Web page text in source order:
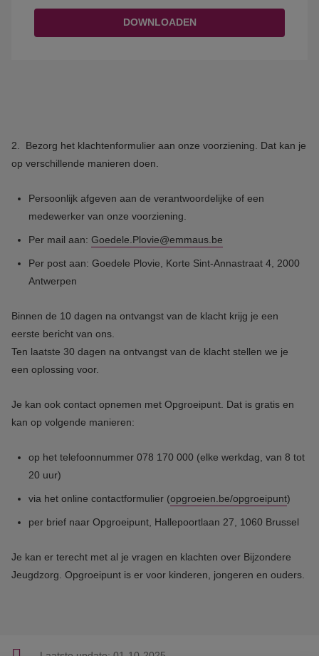
DOWNLOADEN
2. Bezorg het klachtenformulier aan onze voorziening. Dat kan je
op verschillende manieren doen.
Persoonlijk afgeven aan de verantwoordelijke of een
medewerker van onze voorziening.
Per mail aan: Goedele.Plovie@emmaus.be
Per post aan: Goedele Plovie, Korte Sint-Annastraat 4, 2000
Antwerpen
Binnen de 10 dagen na ontvangst van de klacht krijg je een
eerste bericht van ons.
Ten laatste 30 dagen na ontvangst van de klacht stellen we je
een oplossing voor.
Je kan ook contact opnemen met Opgroeipunt. Dat is gratis en
kan op volgende manieren:
op het telefoonnummer 078 170 000 (elke werkdag, van 8 tot
20 uur)
via het online contactformulier (opgroeien.be/opgroeipunt)
per brief naar Opgroeipunt, Hallepoortlaan 27, 1060 Brussel
Je kan er terecht met al je vragen en klachten over Bijzondere
Jeugdzorg. Opgroeipunt is er voor kinderen, jongeren en ouders.